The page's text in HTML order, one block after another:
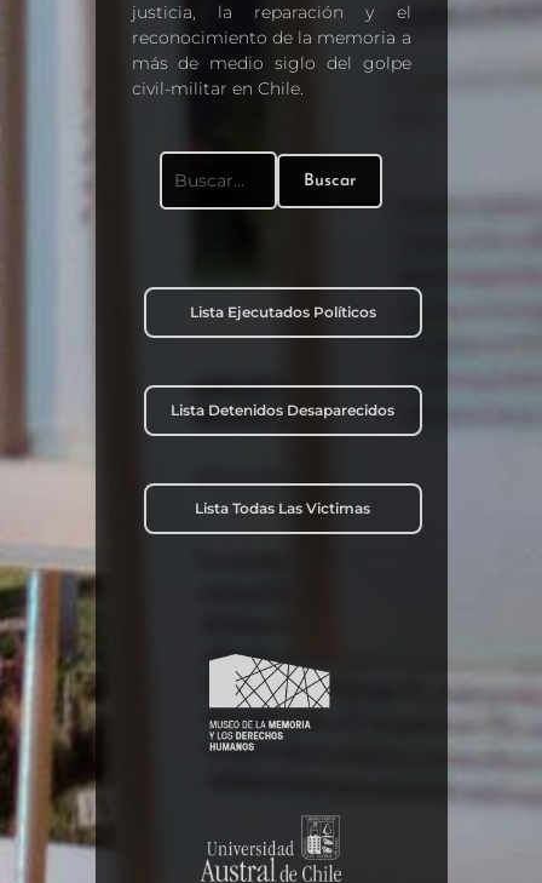
justicia, la reparación y el
reconocimiento de la memoria a
más de medio siglo del golpe
civil-militar en Chile.
Buscar:Buscar
Lista Ejecutados Políticos
Lista Detenidos Desaparecidos
Lista Todas Las Victimas